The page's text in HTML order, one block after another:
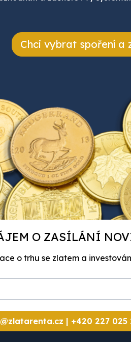
Chci vybrat spoření a
O ZASÍLÁNÍ
o trhu se zlatem a
| +420 227 025